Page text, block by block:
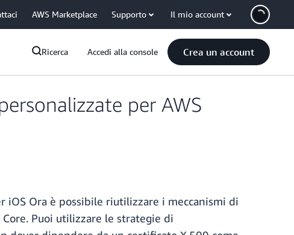
AWS Marketplace Supporto Il mio account
Ricerca Accedi alla console Crea un account
per AWS
iOS Ora è possibile riutilizzare i meccanismi di
Puoi utilizzare le strategie di